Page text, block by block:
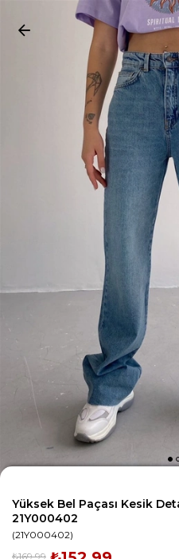
Yüksek Bel Paçası Kesik
21Y000402
(21Y000402)
₺169,99